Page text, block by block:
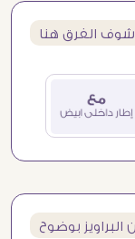
شوف الفرق هنا
البراويز بوضوح